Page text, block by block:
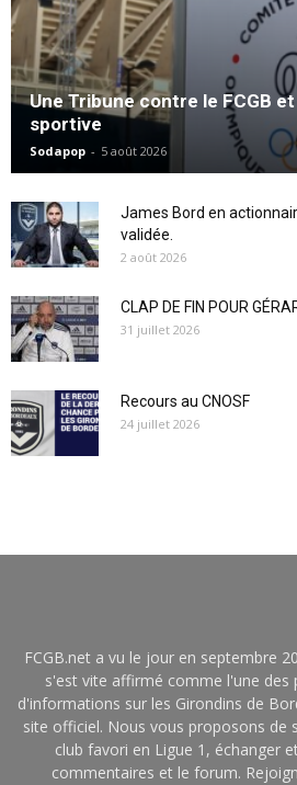
Une Tribune contre le FCGB
sportive
Sodapop - 5 août 2026
James Bord en
validée.
2 août 2026
CLAP DE FIN POUR
31 juillet 2026
Recours au CNOSF
24 juillet 2026
FCGB.net a vu le jour en septembre
s'est vite affirmé comme l'une des
d'informations sur les Girondins de
site officiel. Nous vous proposons de
club favori en Ligue 1, échanger
commentaires et le forum.